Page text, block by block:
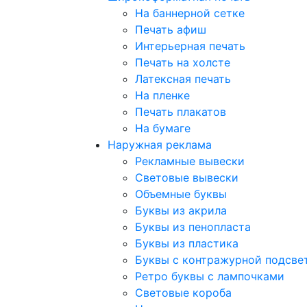
На баннерной сетке
Печать афиш
Интерьерная печать
Печать на холсте
Латексная печать
На пленке
Печать плакатов
На бумаге
Наружная реклама
Рекламные вывески
Световые вывески
Объемные буквы
Буквы из акрила
Буквы из пенопласта
Буквы из пластика
Буквы с контражурной
Ретро буквы с лампочками
Световые короба